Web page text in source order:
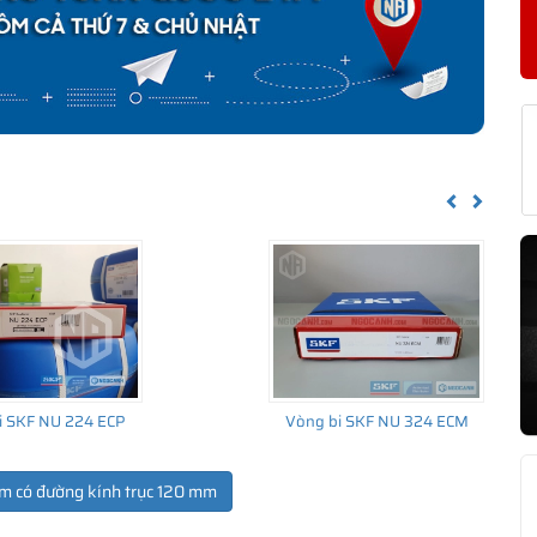
QJ 224 N2MA CHÍNH HÃNG
gốc của sản phẩm. Ngoài ra bạn cũng có thể tự kiểm tra
Previous
NU 224 ECP Vòng bi SKF NU 324 ECM
có đường kính trục 120 mm